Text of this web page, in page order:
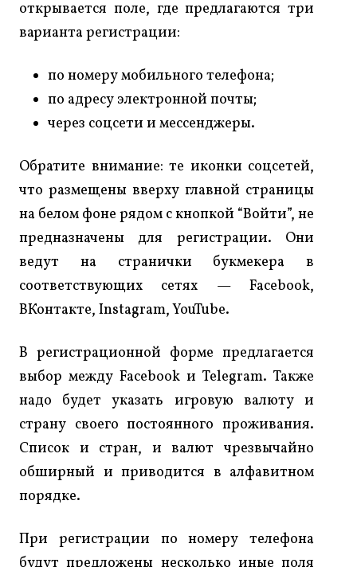
открывается поле, где предлагаются три
варианта регистрации:
по номеру мобильного телефона;
по адресу электронной почты;
через соцсети и мессенджеры.
Обратите внимание: те иконки соцсетей,
что размещены вверху главной страницы
на белом фоне рядом с кнопкой “Войти”, не
предназначены для регистрации. Они
ведут на странички букмекера в
соответствующих сетях — Facebook,
ВКонтакте, Instagram, YouTube.
В регистрационной форме предлагается
выбор между Facebook и Telegram. Также
надо будет указать игровую валюту и
страну своего постоянного проживания.
Список и стран, и валют чрезвычайно
обширный и приводится в алфавитном
порядке.
При регистрации по номеру телефона